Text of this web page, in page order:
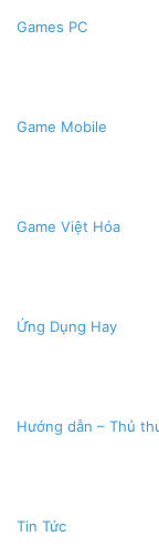
Games PC
Game Mobile
Game Việt Hóa
Ứng Dụng Hay
Hướng dẫn – Thủ
Tin Tức